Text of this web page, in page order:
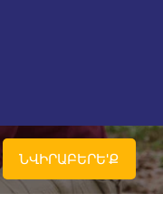
ՆՎԻՐԱԲԵՐԵ'Ք